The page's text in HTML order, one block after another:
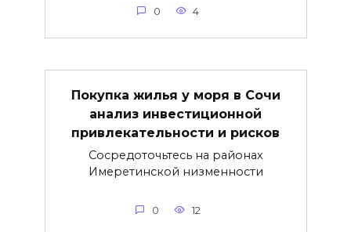
0 4
Покупка жилья у моря в Сочи
анализ инвестиционной
привлекательности и рисков
Сосредоточьтесь на районах
Имеретинской низменности
0 12